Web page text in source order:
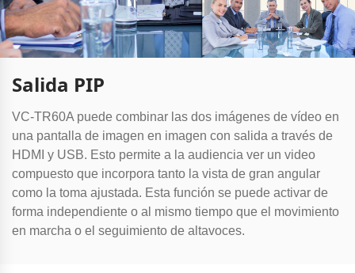
Salida PIP
VC-TR60A puede combinar las dos imágenes de vídeo en
una pantalla de imagen en imagen con salida a través de
HDMI y USB. Esto permite a la audiencia ver un video
compuesto que incorpora tanto la vista de gran angular
como la toma ajustada. Esta función se puede activar de
forma independiente o al mismo tiempo que el movimiento
en marcha o el seguimiento de altavoces.